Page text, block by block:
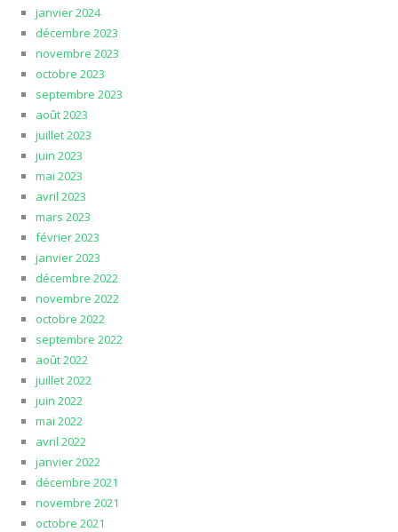
janvier 2024
décembre 2023
novembre 2023
octobre 2023
septembre 2023
août 2023
juillet 2023
juin 2023
mai 2023
avril 2023
mars 2023
février 2023
janvier 2023
décembre 2022
novembre 2022
octobre 2022
septembre 2022
août 2022
juillet 2022
juin 2022
mai 2022
avril 2022
janvier 2022
décembre 2021
novembre 2021
octobre 2021